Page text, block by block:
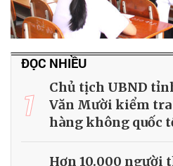
ĐỌC NHIỀU
1
Chủ tịch UBND
Văn Mười kiểm
hàng không quốc
Hơn 10.000 người